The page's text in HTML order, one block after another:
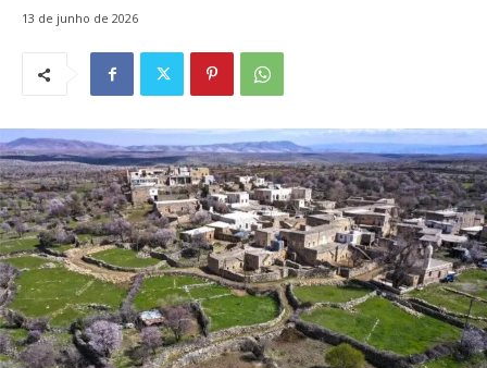
13 de junho de 2026